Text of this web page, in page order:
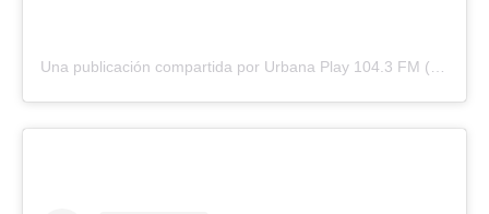
Una publicación compartida por Urbana Play 104.3 FM (@urbanaplayfm)